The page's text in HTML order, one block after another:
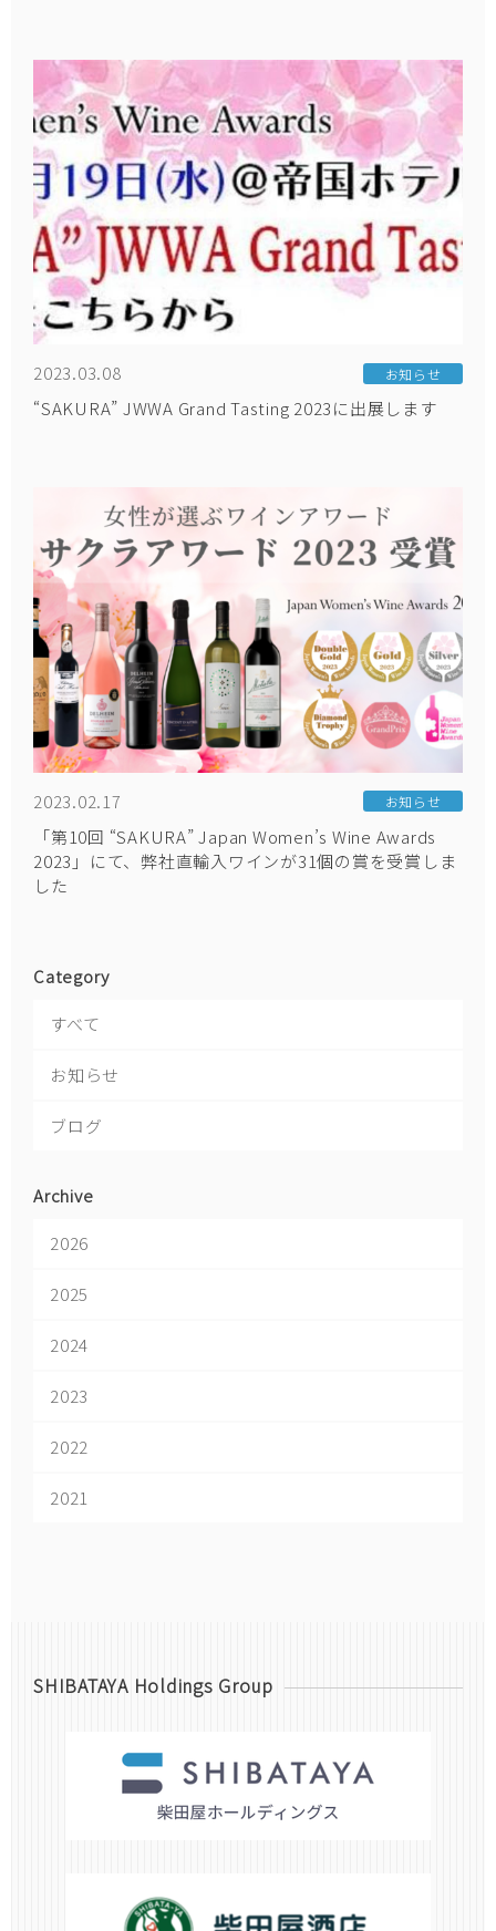
2023.03.08 お知らせ
“SAKURA” JWWA Grand Tasting 2023に出展します
2023.02.17 お知らせ
「第10回 “SAKURA” Japan Women’s Wine Awards
2023」にて、弊社直輸入ワインが31個の賞を受賞しま
した
Category
すべて
お知らせ
ブログ
Archive
2026
2025
2024
2023
2022
2021
SHIBATAYA Holdings Group